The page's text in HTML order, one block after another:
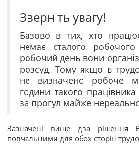
Зверніть увагу!
Базово в тих, хто
немає сталого
робочий день вони
розсуд. Тому якщо в
не визначено робоче
години такого працівника
за прогул майже
Зазначені вище два рішення
повчальними для обох сторін